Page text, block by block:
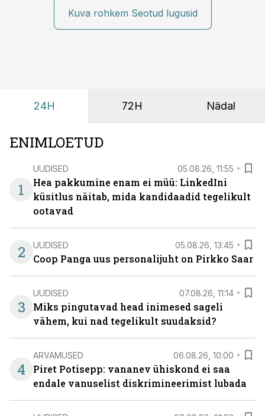
Kuva rohkem Seotud lugusid
24H 72H Nädal
ENIMLOETUD
1
UUDISED 05.08.26, 11:55
Hea pakkumine enam ei müü: LinkedIni
küsitlus näitab, mida kandidaadid tegelikult
ootavad
2 UUDISED 05.08.26, 13:45
Coop Panga uus personalijuht on Pirkko Saar
3
UUDISED 07.08.26, 11:14
Miks pingutavad head inimesed sageli
vähem, kui nad tegelikult suudaksid?
4
ARVAMUSED 06.08.26, 10:00
Piret Potisepp: vananev ühiskond ei saa
endale vanuselist diskrimineerimist lubada